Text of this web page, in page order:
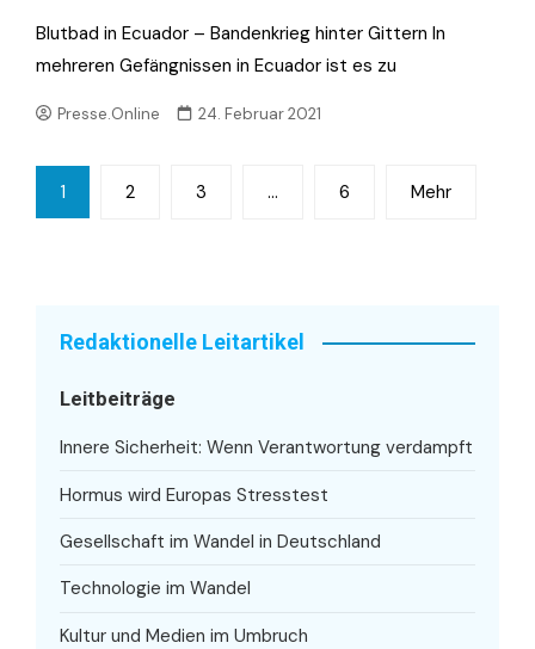
Blutbad in Ecuador – Bandenkrieg hinter Gittern In
mehreren Gefängnissen in Ecuador ist es zu
Presse.Online 24. Februar 2021
Seitennummerierung
der
1 2 3 … 6 Mehr
Redaktionelle Leitartikel
Leitbeiträge
Innere Sicherheit: Wenn Verantwortung verdampft
Hormus wird Europas Stresstest
Gesellschaft im Wandel in Deutschland
Technologie im Wandel
Kultur und Medien im Umbruch